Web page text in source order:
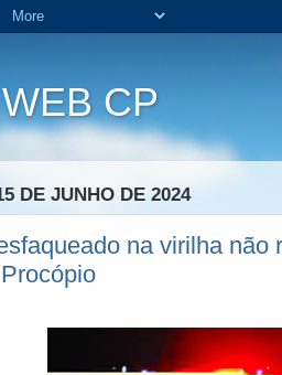
CP
DE JUNHO DE 2024
na virilha não